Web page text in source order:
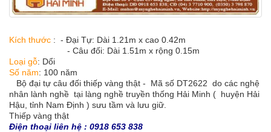
Kích thước : - Đại Tự: Dài 1.21m x cao 0.42m
- Câu đối: Dài 1.51m x rộng 0.15m
Loại gỗ: Dổi
Số năm: 100 năm
Bộ đại tự câu đối thiếp vàng thật - Mã số DT2622 do các nghệ
nhân lành nghề tại làng nghề truyền thống Hải Minh ( huyện Hải
Hậu, tỉnh Nam Định ) sưu tầm và lưu giữ.
Thiếp vàng thật
Điện thoại liên hệ : 0918 653 838